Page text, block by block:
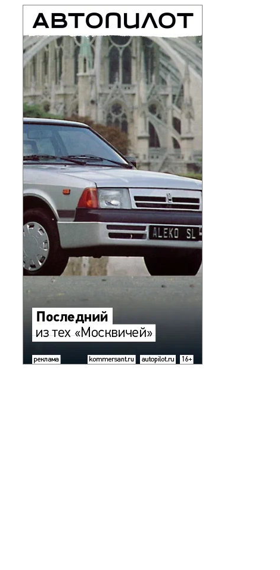
Замгубернатора
Вологодской
области
Дмитрий
Родионов
Фото:
Правительство
Вологодской